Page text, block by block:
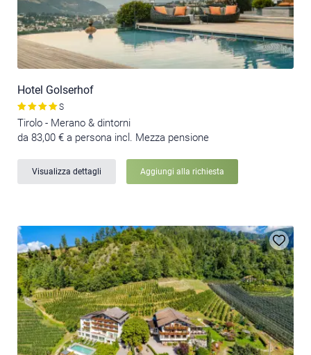
Hotel Golserhof
S
Tirolo - Merano & dintorni
da 83,00 € a persona incl. Mezza pensione
Visualizza dettagli Aggiungi alla richiesta